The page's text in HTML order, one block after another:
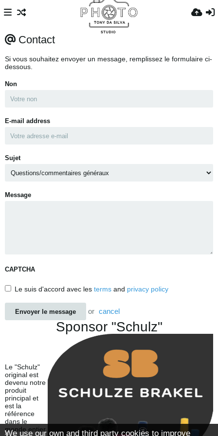
Contact
Si vous souhaitez envoyer un message, remplissez le formulaire ci-
dessous.
Non
E-mail address
Sujet
Message
CAPTCHA
Le suis d'accord avec les terms and privacy policy
Envoyer le message or cancel
Sponsor "Schulz"
Le "Schulz"
original est
devenu notre
produit
principal et
est la
référence
dans le
monde entier.
We use our own and third party cookies to improve